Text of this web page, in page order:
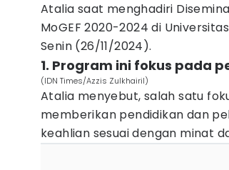
Atalia saat menghadiri
MoGEF 2020-2024 di
Senin (26/11/2024).
1. Program ini fokus pada
(IDN Times/Azzis Zulkhairil)
Atalia menyebut, salah satu
memberikan pendidikan dan
keahlian sesuai dengan minat